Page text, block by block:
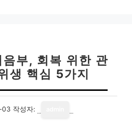
부, 회복 위한 관
생 핵심 5가지
03 작성자: